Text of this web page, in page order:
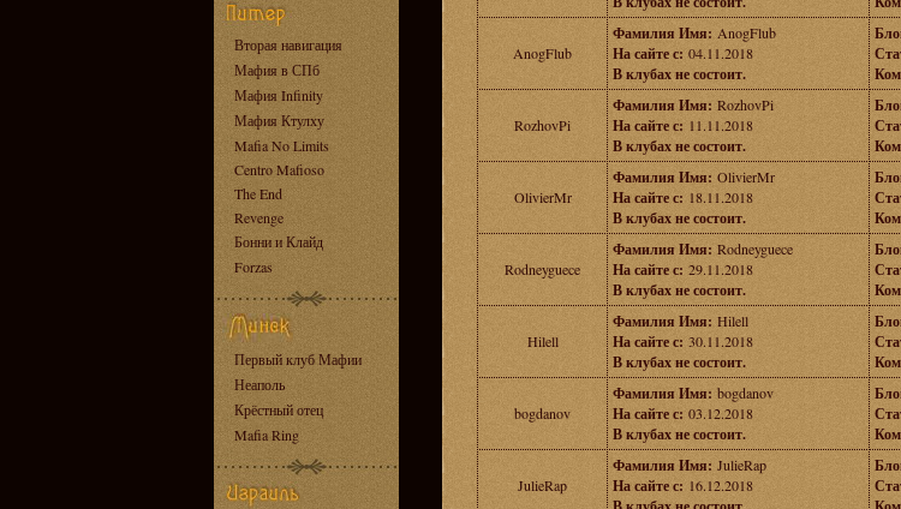
Вторая навигация
Мафия в СПб
Мафия Infinity
Мафия Ктулху
Mafia No Limits
Centro Mafioso
The End
Revenge
Бонни и Клайд
Forzas
Первый клуб Мафии
Неаполь
Крёстный отец
Mafia Ring
AnogFlub
Фамилия Имя: AnogFlub
На сайте с: 04.11.2018
В клубах не состоит.
RozhovPi
Фамилия Имя: RozhovPi
На сайте с:11.11.2018
В клубах не состоит.
OlivierMr
Фамилия Имя: OlivierMr
На сайте с:18.11.2018
В клубах не состоит.
Rodneyguece
Фамилия Имя: Rodneyguece
На сайте с: 29.11.2018
В клубах не состоит.
Hilell
Фамилия Имя: Hilell
На сайте с: 30.11.2018
В клубах не состоит.
bogdanov
Фамилия Имя: bogdanov
На сайте с:03.12.2018
В клубах не состоит.
JulieRap
Фамилия Имя: JulieRap
На сайте с:16.12.2018